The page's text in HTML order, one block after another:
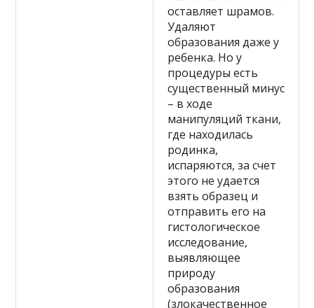
оставляет шрамов.
Удаляют
образования даже у
ребенка. Но у
процедуры есть
существенный минус
– в ходе
манипуляций ткани,
где находилась
родинка,
испаряются, за счет
этого не удается
взять образец и
отправить его на
гистологическое
исследование,
выявляющее
природу
образования
(злокачественное